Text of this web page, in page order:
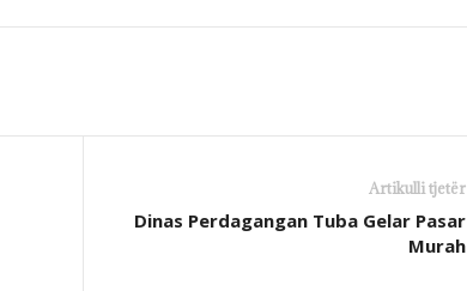
Artikulli tjetër
Dinas Perdagangan Tuba Gelar Pasar
Murah